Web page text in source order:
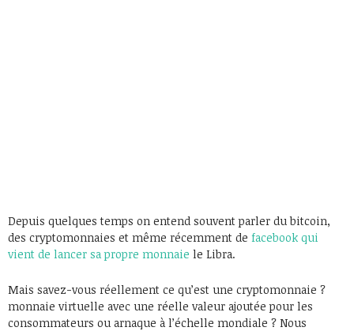
Depuis quelques temps on entend souvent parler du bitcoin,
des cryptomonnaies et même récemment de facebook qui
vient de lancer sa propre monnaie le Libra.
Mais savez-vous réellement ce qu’est une cryptomonnaie ?
monnaie virtuelle avec une réelle valeur ajoutée pour les
consommateurs ou arnaque à l’échelle mondiale ? Nous